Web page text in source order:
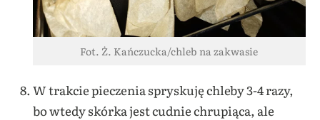
Fot. Ż. Kańczucka/chleb na zakwasie
W trakcie pieczenia spryskuję chleby 3-4 razy,
bo wtedy skórka jest cudnie chrupiąca, ale